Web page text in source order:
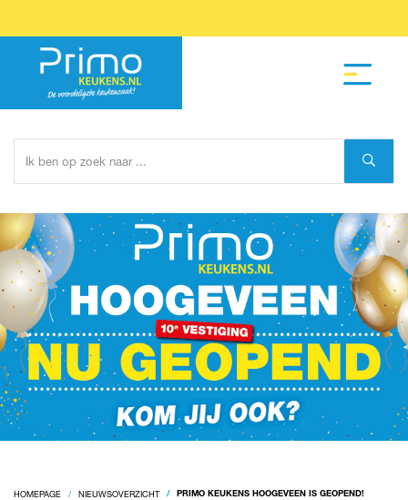
HOMEPAGE NIEUWSOVERZICHT PRIMO KEUKENS HOOGEVEEN IS GEOPEND!